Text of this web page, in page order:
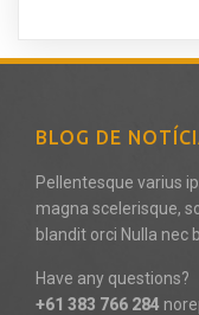
BLOG DE
Pellentesque varius
magna scelerisque,
blandit orci Nulla nec
Have any questions?
+61 383 766 284